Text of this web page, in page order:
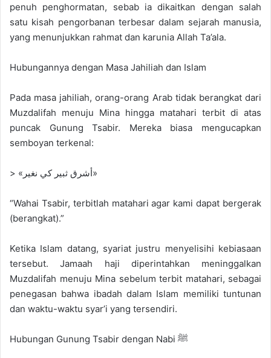
penuh penghormatan, sebab ia dikaitkan dengan salah
satu kisah pengorbanan terbesar dalam sejarah manusia,
yang menunjukkan rahmat dan karunia Allah Ta’ala.
Hubungannya dengan Masa Jahiliah dan Islam
Pada masa jahiliah, orang-orang Arab tidak berangkat dari
Muzdalifah menuju Mina hingga matahari terbit di atas
puncak Gunung Tsabir. Mereka biasa mengucapkan
semboyan terkenal:
> «أشرق ثبير كي نغير»
“Wahai Tsabir, terbitlah matahari agar kami dapat bergerak
(berangkat).”
Ketika Islam datang, syariat justru menyelisihi kebiasaan
tersebut. Jamaah haji diperintahkan meninggalkan
Muzdalifah menuju Mina sebelum terbit matahari, sebagai
penegasan bahwa ibadah dalam Islam memiliki tuntunan
dan waktu-waktu syar’i yang tersendiri.
Hubungan Gunung Tsabir dengan Nabi ﷺ